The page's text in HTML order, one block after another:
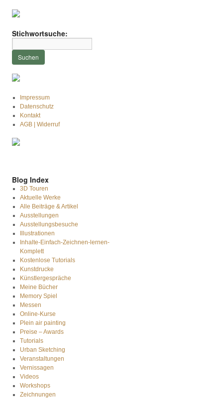
Stichwortsuche:
Impressum
Datenschutz
Kontakt
AGB | Widerruf
Blog Index
3D Touren
Aktuelle Werke
Alle Beiträge & Artikel
Ausstellungen
Ausstellungsbesuche
Illustrationen
Inhalte-Einfach-Zeichnen-lernen-
Komplett
Kostenlose Tutorials
Kunstdrucke
Künstlergespräche
Meine Bücher
Memory Spiel
Messen
Online-Kurse
Plein air painting
Preise – Awards
Tutorials
Urban Sketching
Veranstaltungen
Vernissagen
Videos
Workshops
Zeichnungen